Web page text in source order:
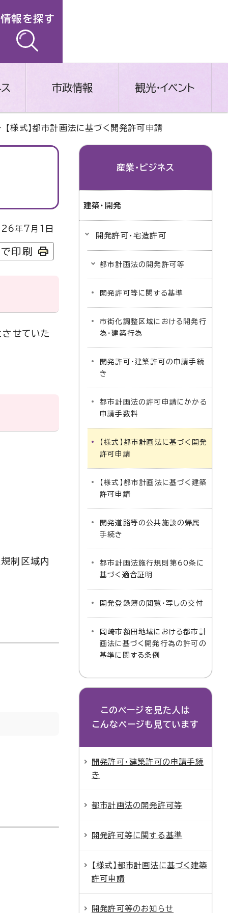
情報を探す
市政情報 観光・イベント
様式】都市計画法に基づく開発許可申請
年7月1日
印刷
させていた
制区域内
産業・ビジネス
建築・開発
開発許可・宅造許可
都市計画法の開発許可等
開発許可等に関する基準
市街化調整区域における開発行
為・建築行為
開発許可・建築許可の申請手続
き
都市計画法の許可申請にかかる
申請手数料
【様式】都市計画法に基づく開発
許可申請
【様式】都市計画法に基づく建築
許可申請
開発道路等の公共施設の帰属
手続き
都市計画法施行規則第60条に
基づく適合証明
開発登録簿の閲覧・写しの交付
岡崎市額田地域における都市計
画法に基づく開発行為の許可の
基準に関する条例
このページを見た人は
こんなページも見ています
開発許可・建築許可の申請手続
き
都市計画法の開発許可等
開発許可等に関する基準
【様式】都市計画法に基づく建築
許可申請
開発許可等のお知らせ